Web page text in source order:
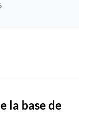
la base de